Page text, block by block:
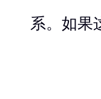
系。如果